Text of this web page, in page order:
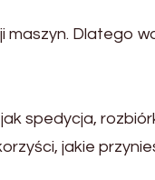
Dlatego
spedycja,
jakie